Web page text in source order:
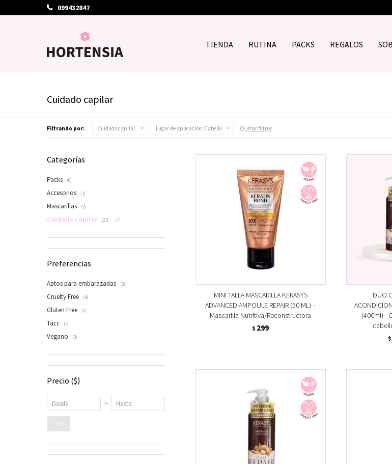
TIENDA RUTINA PACKS REGALOS
099432847
Cuidado capilar
Filtrando por: Cuidado capilar Lugar de aplicación: Cabello Quitar filtros
MINI TALLA MASCARILLA KERASYS
ADVANCED AMPOULE REPAIR (50 ML) –
Mascarilla Nutritiva/Reconstructora
$ 299
DÚO
(400ml) -
$
Categorías
Packs (6)
Accesorios (1)
Mascarillas (2)
Cuidado capilar (21)
Preferencias
Aptos para embarazadas (5)
Cruelty Free (4)
Gluten Free (2)
Tacc (2)
Vegano (3)
Precio ($)
OK